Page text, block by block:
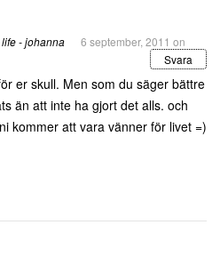
- johanna
6 september, 2011 on
Svara
er skull. Men som du säger bättre
än att inte ha gjort det alls. och
kommer att vara vänner för livet =)